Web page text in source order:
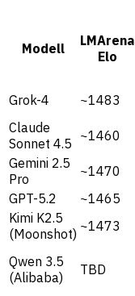
Modell
LMArena
Elo
Grok-4 ~1483
Claude
Sonnet 4.5 ~1460
Gemini 2.5
Pro
~1470
GPT-5.2
~1465
Kimi K2.5
(Moonshot) ~1473
Qwen 3.5
(Alibaba)
TBD